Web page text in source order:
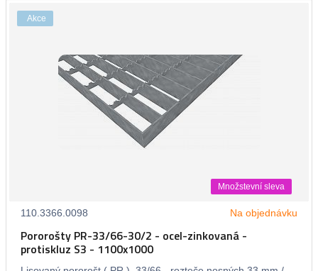
Akce
Množstevní sleva
110.3366.0098 Na objednávku
Pororošty PR-33/66-30/2 - ocel-zinkovaná -
protiskluz S3 - 1100x1000